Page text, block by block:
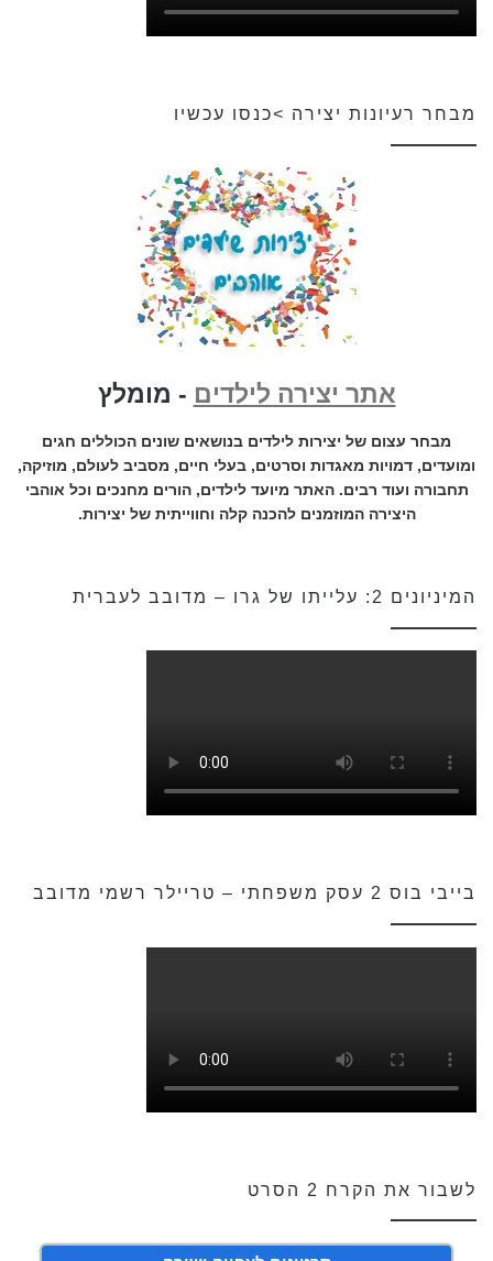
מבחר רעיונות יצירה >כנסו עכשיו
אתר יצירה לילדים - מומלץ
מבחר עצום של יצירות לילדים בנושאים שונים הכוללים חגים
ומועדים, דמויות מאגדות וסרטים, בעלי חיים, מסביב לעולם, מוזיקה,
תחבורה ועוד רבים. האתר מיועד לילדים, הורים מחנכים וכל אוהבי
היצירה המוזמנים להכנה קלה וחווייתית של יצירות.
המיניונים 2: עלייתו של גרו – מדובב לעברית
בייבי בוס 2 עסק משפחתי – טריילר רשמי מדובב
לשבור את הקרח 2 הסרט